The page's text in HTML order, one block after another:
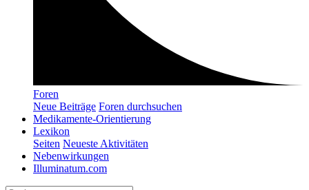
Foren
Neue Beiträge Foren durchsuchen
Medikamente-Orientierung
Lexikon
Seiten Neueste Aktivitäten
Nebenwirkungen
Illuminatum.com